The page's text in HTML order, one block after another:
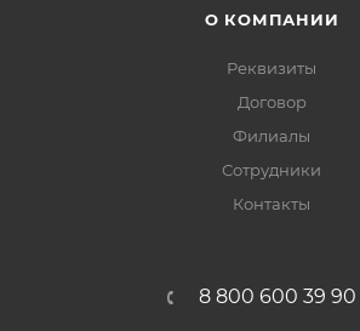
О КОМПАНИИ
Реквизиты
Договор
Филиалы
Сотрудники
Контакты
8 800 600 39 90